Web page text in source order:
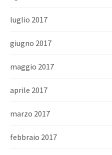
luglio 2017
giugno 2017
maggio 2017
aprile 2017
marzo 2017
febbraio 2017